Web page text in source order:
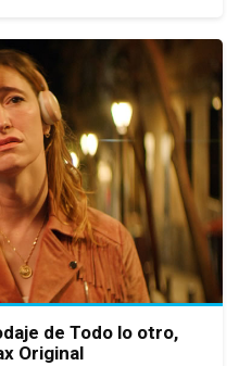
de Todo lo otro,
Original